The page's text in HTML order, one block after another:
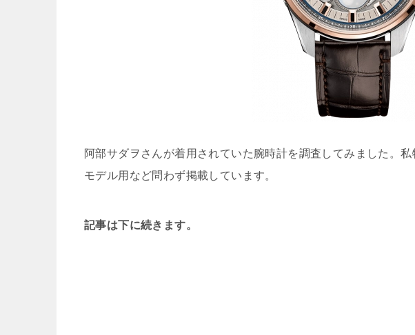
阿部サダヲさんが着用されていた腕時計を調査してみました。
モデル用など問わず掲載しています。
記事は下に続きます。